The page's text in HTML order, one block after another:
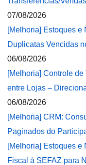
07/08/2026
[Melhoria] Estoques e
Duplicatas Vencidas
06/08/2026
[Melhoria] Controle
entre Lojas –
06/08/2026
[Melhoria] CRM:
Paginados do
[Melhoria] Estoques e
Fiscal à SEFAZ para